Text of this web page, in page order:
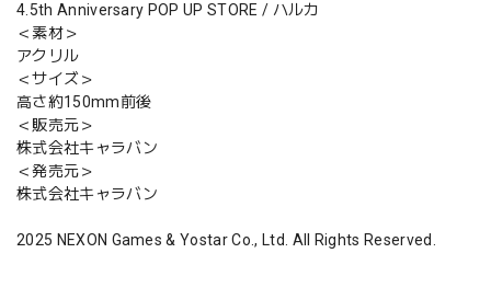
4.5th Anniversary POP UP STORE / ハルカ
＜素材＞
アクリル
＜サイズ＞
高さ約150mm前後
＜販売元＞
株式会社キャラバン
＜発売元＞
株式会社キャラバン
2025 NEXON Games & Yostar Co., Ltd. All Rights Reserved.